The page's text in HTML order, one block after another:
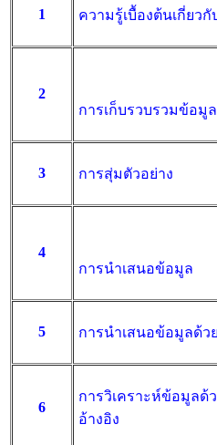
1 ความรู้เบื้องต้นเกี่ยว
2
การเก็บรวบรวมข้อมูล
3 การสุ่มตัวอย่าง
4
การนำเสนอข้อมูล
5 การนำเสนอข้อมูลด้
6
การวิเคราะห์ข้อมูลด้
อ้างอิง